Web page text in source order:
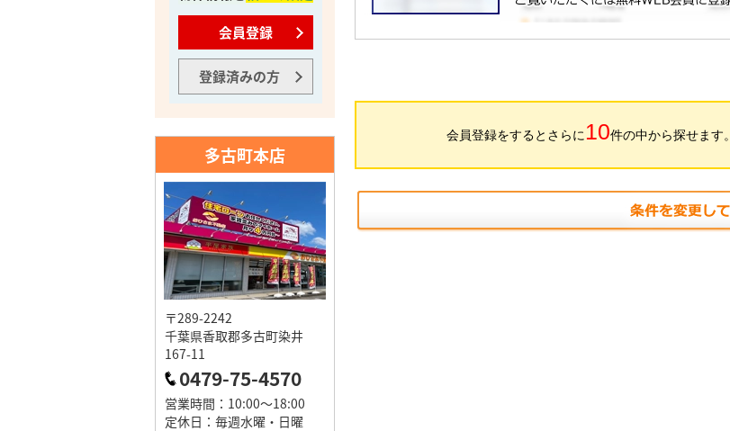
会員登録をするとさらに 10件の中から探せます。
会員登録
登録済みの方
多古町本店
〒289-2242
千葉県香取郡多古町染井
167-11
0479-75-4570
営業時間：10:00～18:00
定休日：毎週水曜・日曜